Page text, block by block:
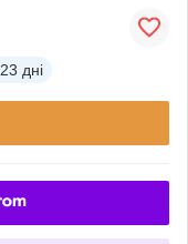
23 дні